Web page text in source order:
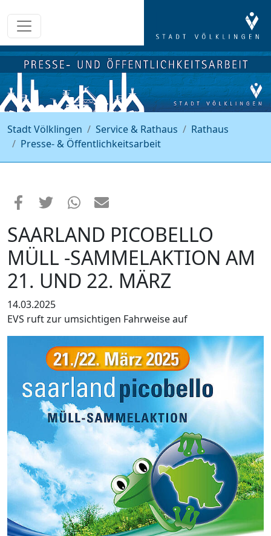
Stadt Völklingen Service & Rathaus
Rathaus
Presse- & Öffentlichkeitsarbeit
SAARLAND PICOBELLO
MÜLL -SAMMELAKTION AM
21. UND 22. MÄRZ
14.03.2025
EVS ruft zur umsichtigen Fahrweise auf